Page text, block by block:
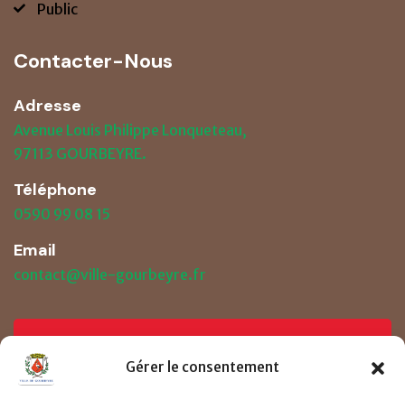
Gérer le consentement
Public
Contacter-Nous
Adresse
Avenue Louis Philippe Lonqueteau,
97113 GOURBEYRE.
Téléphone
0590 99 08 15
Email
contact@ville-gourbeyre.fr
Prendre un RDV